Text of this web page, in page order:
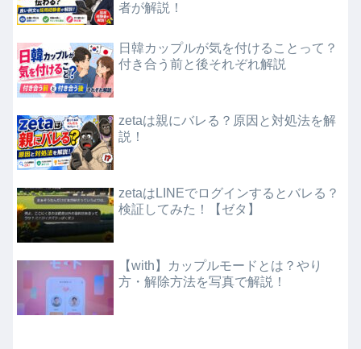
者が解説！
日韓カップルが気を付けることって？
付き合う前と後それぞれ解説
zetaは親にバレる？原因と対処法を解
説！
zetaはLINEでログインするとバレる？
検証してみた！【ゼタ】
【with】カップルモードとは？やり
方・解除方法を写真で解説！